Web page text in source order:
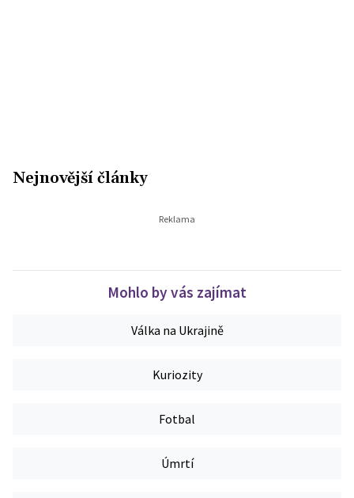
Nejnovější články
Mohlo by vás zajímat
Válka na Ukrajině
Kuriozity
Fotbal
Úmrtí